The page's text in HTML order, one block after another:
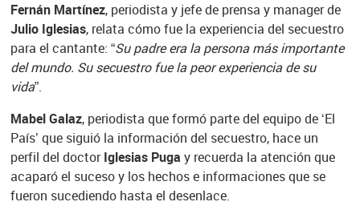
Fernán Martínez, periodista y jefe de prensa y manager de
Julio Iglesias, relata cómo fue la experiencia del secuestro
para el cantante: “Su padre era la persona más importante
del mundo. Su secuestro fue la peor experiencia de su
vida”.
Mabel Galaz, periodista que formó parte del equipo de ‘El
País’ que siguió la información del secuestro, hace un
perfil del doctorIglesias Puga y recuerda la atención que
acaparó el suceso y los hechos e informaciones que se
fueron sucediendo hasta el desenlace.